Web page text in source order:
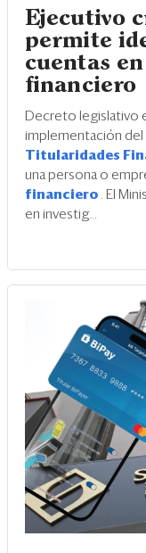
Ejecutivo
permite
cuentas
financiero
Decreto legislativo
implementación del
Titularidades
una persona o
financiero . El
en investig...